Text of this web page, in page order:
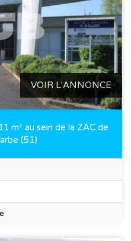
VOIR L'ANNONCE
m² au sein de la ZAC de
(51)